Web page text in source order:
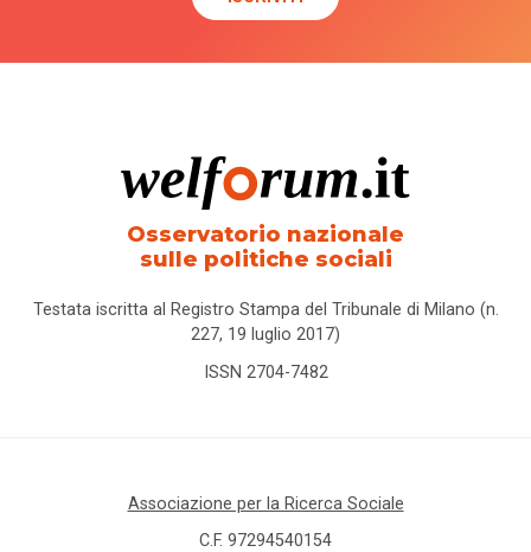
Osservatorio nazionale
sulle politiche sociali
Testata iscritta al Registro Stampa del Tribunale di Milano (n.
227, 19 luglio 2017)
ISSN 2704-7482
Associazione per la Ricerca Sociale
C.F. 97294540154